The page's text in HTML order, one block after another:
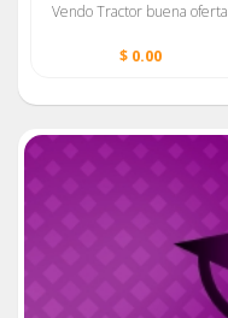
Vendo Tractor buena oferta
$ 0.00